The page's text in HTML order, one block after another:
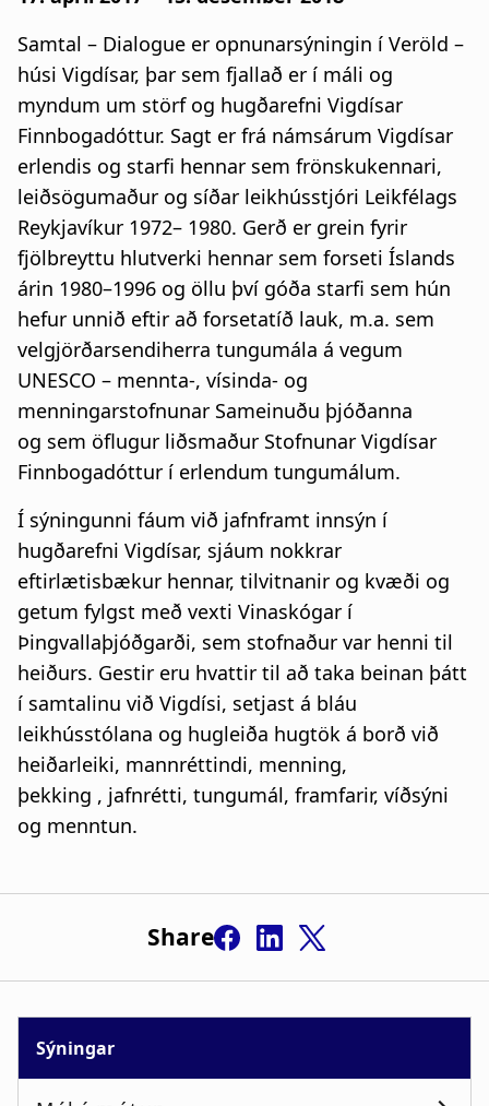
Sýningar
Samtal – Dialogue er opnunarsýningin í Veröld –
húsi Vigdísar, þar sem fjallað er í máli og
myndum um störf og hugðarefni Vigdísar
Finnbogadóttur. Sagt er frá námsárum Vigdísar
erlendis og starfi hennar sem frönskukennari,
leiðsögumaður og síðar leikhússtjóri Leikfélags
Reykjavíkur 1972– 1980. Gerð er grein fyrir
fjölbreyttu hlutverki hennar sem forseti Íslands
árin 1980–1996 og öllu því góða starfi sem hún
hefur unnið eftir að forsetatíð lauk, m.a. sem
velgjörðarsendiherra tungumála á vegum
UNESCO – mennta-, vísinda- og
menningarstofnunar Sameinuðu þjóðanna
og sem öflugur liðsmaður Stofnunar Vigdísar
Finnbogadóttur í erlendum tungumálum.
Í sýningunni fáum við jafnframt innsýn í
hugðarefni Vigdísar, sjáum nokkrar
eftirlætisbækur hennar, tilvitnanir og kvæði og
getum fylgst með vexti Vinaskógar í
Þingvallaþjóðgarði, sem stofnaður var henni til
heiðurs. Gestir eru hvattir til að taka beinan þátt
í samtalinu við Vigdísi, setjast á bláu
leikhússtólana og hugleiða hugtök á borð við
heiðarleiki, mannréttindi, menning,
þekking , jafnrétti, tungumál, framfarir, víðsýni
og menntun.
Share